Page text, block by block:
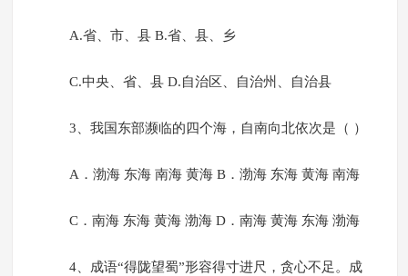
A.省、市、县 B.省、县、乡
C.中央、省、县 D.自治区、自治州、自治县
3、我国东部濒临的四个海，自南向北依次是（ ）
A．渤海 东海 南海 黄海 B．渤海 东海 黄海 南海
C．南海 东海 黄海 渤海 D．南海 黄海 东海 渤海
4、成语“得陇望蜀”形容得寸进尺，贪心不足。成